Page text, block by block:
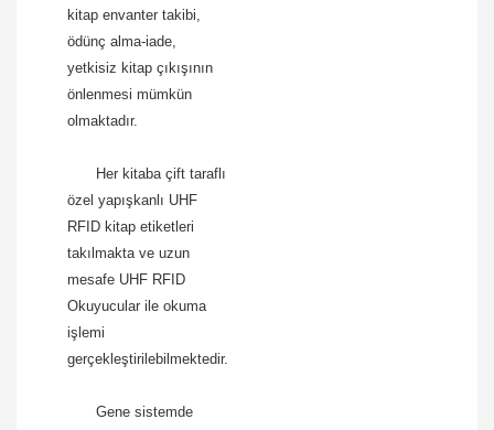
kitap envanter takibi,
ödünç alma-iade,
yetkisiz kitap çıkışının
önlenmesi mümkün
olmaktadır.
Her kitaba çift taraflı
özel yapışkanlı UHF
RFID kitap etiketleri
takılmakta ve uzun
mesafe UHF RFID
Okuyucular ile okuma
işlemi
gerçekleştirilebilmektedir.
Gene sistemde